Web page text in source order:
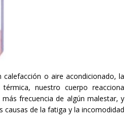
o aire acondicionado, la
nuestro cuerpo reacciona
frecuencia de algún malestar, y
de la fatiga y la incomodidad